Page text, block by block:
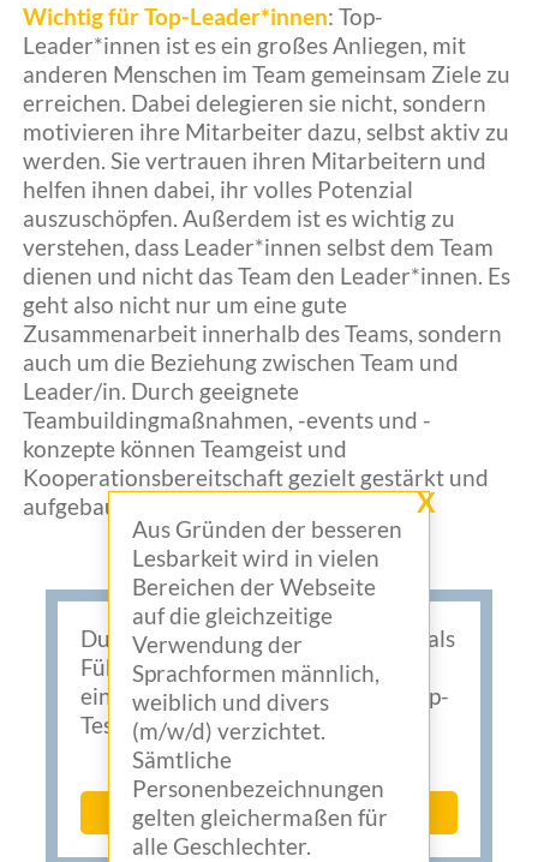
Wichtig für Top-Leader*innen: Top-
Leader*innen ist es ein großes Anliegen, mit
anderen Menschen im Team gemeinsam Ziele zu
erreichen. Dabei delegieren sie nicht, sondern
motivieren ihre Mitarbeiter dazu, selbst aktiv zu
werden. Sie vertrauen ihren Mitarbeitern und
helfen ihnen dabei, ihr volles Potenzial
auszuschöpfen. Außerdem ist es wichtig zu
verstehen, dass Leader*innen selbst dem Team
dienen und nicht das Team den Leader*innen. Es
geht also nicht nur um eine gute
Zusammenarbeit innerhalb des Teams, sondern
auch um die Beziehung zwischen Team und
Leader/in. Durch geeignete
Teambuildingmaßnahmen, -events und -
konzepte können Teamgeist und
Kooperationsbereitschaft gezielt gestärkt und
aufgebaut werden.
Du möchtest wissen, wo Du selbst als
Führungskraft stehst? Dann mach‘
einfach den kostenlosen Leadership-
Test.
Leadership-Test
X
Aus Gründen der besseren
Lesbarkeit wird in vielen
Bereichen der Webseite
auf die gleichzeitige
Verwendung der
Sprachformen männlich,
weiblich und divers
(m/w/d) verzichtet.
Sämtliche
Personenbezeichnungen
gelten gleichermaßen für
alle Geschlechter.